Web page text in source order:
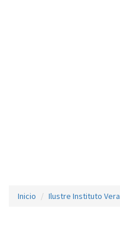
Inicio Ilustre Instituto